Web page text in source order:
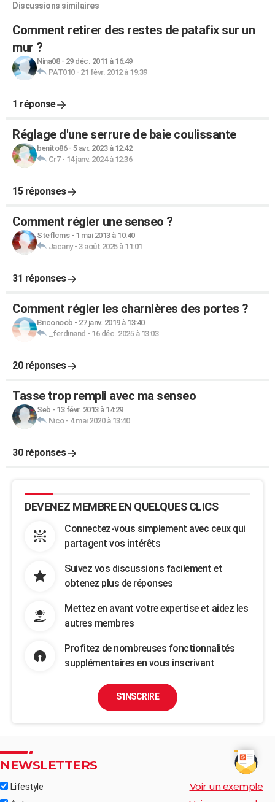
Discussions similaires
Comment retirer des restes de patafix sur un
mur ?
Nina08- 29 déc. 2011 à 16:49
PAT010- 21 févr. 2012 à 19:39
1 réponse
Réglage d'une serrure de baie coulissante
benito86- 5 avr. 2023 à 12:42
Cr7- 14 janv. 2024 à 12:36
15 réponses
Comment régler une senseo ?
Steflcms- 1 mai 2013 à 10:40
Jacany- 3 août 2025 à 11:01
31 réponses
Comment régler les charnières des portes ?
Briconoob - 27 janv. 2019 à 13:40
_ferdinand - 16 déc. 2025 à 13:03
20 réponses
Tasse trop rempli avec ma senseo
Seb - 13 févr. 2013 à 14:29
Nico- 4 mai 2020 à 13:40
30 réponses
DEVENEZ MEMBRE EN QUELQUES CLICS
Connectez-vous simplement avec ceux qui
partagent vos intérêts
Suivez vos discussions facilement et
obtenez plus de réponses
Mettez en avant votre expertise et aidez les
autres membres
Profitez de nombreuses fonctionnalités
supplémentaires en vous inscrivant
S'INSCRIRE
NEWSLETTERS
Lifestyle Voir un exemple